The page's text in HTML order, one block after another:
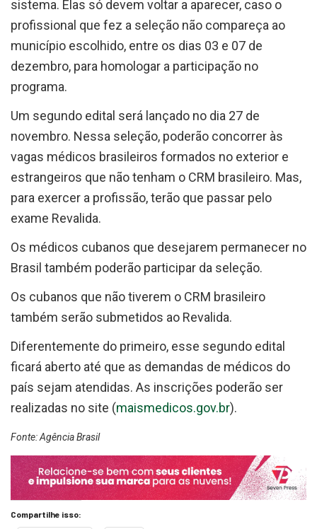
sistema. Elas só devem voltar a aparecer, caso o
profissional que fez a seleção não compareça ao
município escolhido, entre os dias 03 e 07 de
dezembro, para homologar a participação no
programa.
Um segundo edital será lançado no dia 27 de
novembro. Nessa seleção, poderão concorrer às
vagas médicos brasileiros formados no exterior e
estrangeiros que não tenham o CRM brasileiro. Mas,
para exercer a profissão, terão que passar pelo
exame Revalida.
Os médicos cubanos que desejarem permanecer no
Brasil também poderão participar da seleção.
Os cubanos que não tiverem o CRM brasileiro
também serão submetidos ao Revalida.
Diferentemente do primeiro, esse segundo edital
ficará aberto até que as demandas de médicos do
país sejam atendidas. As inscrições poderão ser
realizadas no site (maismedicos.gov.br).
Fonte: Agência Brasil
Compartilhe isso: